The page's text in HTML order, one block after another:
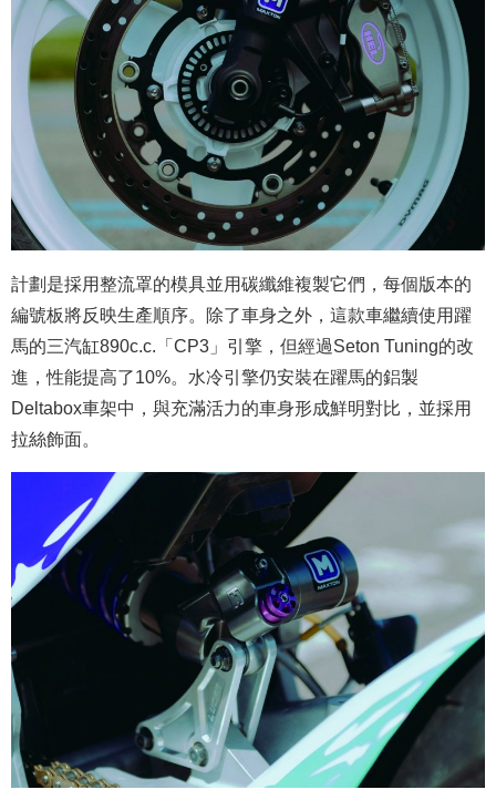
計劃是採用整流罩的模具並用碳纖維複製它們，每個版本的
編號板將反映生產順序。除了車身之外，這款車繼續使用躍
馬的三汽缸890c.c.「CP3」引擎，但經過Seton Tuning的改
進，性能提高了10%。水冷引擎仍安裝在躍馬的鋁製
Deltabox車架中，與充滿活力的車身形成鮮明對比，並採用
拉絲飾面。